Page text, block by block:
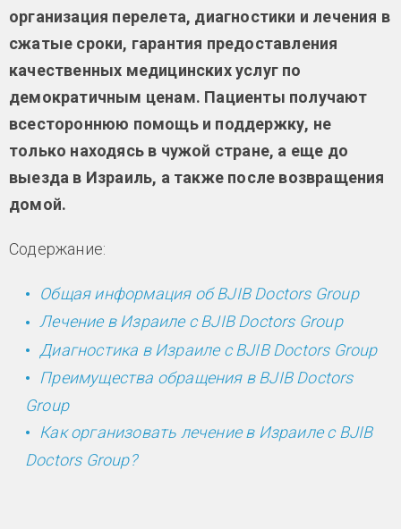
организация перелета, диагностики и лечения в
сжатые сроки, гарантия предоставления
качественных медицинских услуг по
демократичным ценам. Пациенты получают
всестороннюю помощь и поддержку, не
только находясь в чужой стране, а еще до
выезда в Израиль, а также после возвращения
домой.
Содержание:
Общая информация об BJIB Doctors Group
Лечение в Израиле с BJIB Doctors Group
Диагностика в Израиле с BJIB Doctors Group
Преимущества обращения в BJIB Doctors
Group
Как организовать лечение в Израиле с BJIB
Doctors Group?